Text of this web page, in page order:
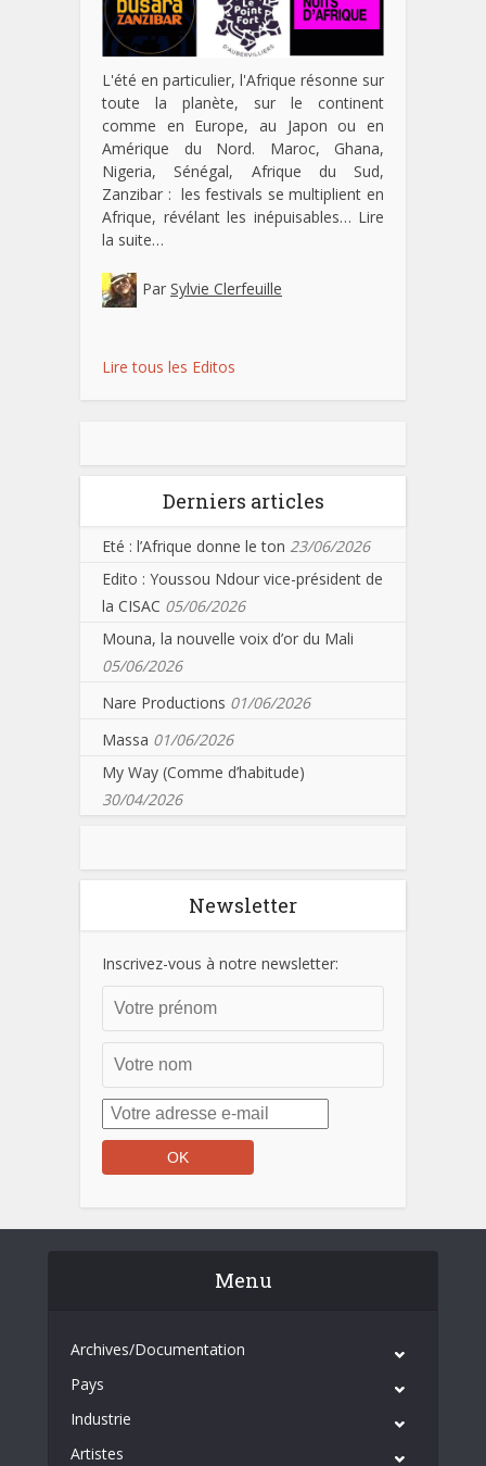
L'été en particulier, l'Afrique résonne sur
toute la planète, sur le continent
comme en Europe, au Japon ou en
Amérique du Nord. Maroc, Ghana,
Nigeria, Sénégal, Afrique du Sud,
Zanzibar : les festivals se multiplient en
Afrique, révélant les inépuisables… Lire
la suite…
Par Sylvie Clerfeuille
Lire tous les Editos
Derniers articles
Eté : l’Afrique donne le ton 23/06/2026
Edito : Youssou Ndour vice-président de
la CISAC 05/06/2026
Mouna, la nouvelle voix d’or du Mali
05/06/2026
Nare Productions 01/06/2026
Massa 01/06/2026
My Way (Comme d’habitude)
30/04/2026
Newsletter
Inscrivez-vous à notre newsletter:
Menu
Archives/Documentation
Pays
Industrie
Artistes